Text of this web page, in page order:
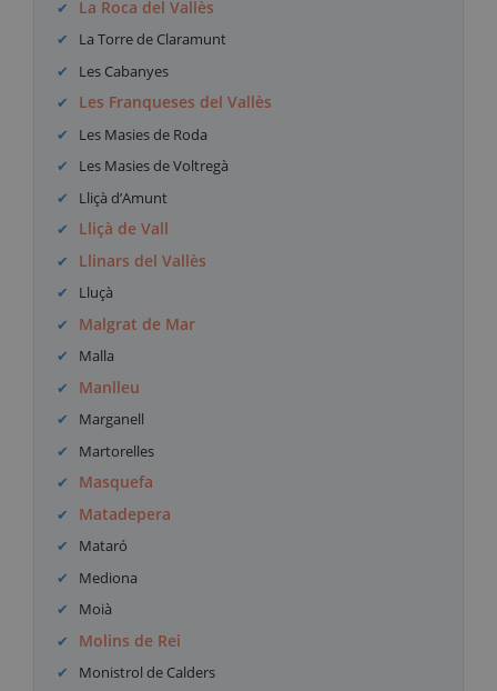
La Roca del Vallès
La Torre de Claramunt
Les Cabanyes
Les Franqueses del Vallès
Les Masies de Roda
Les Masies de Voltregà
Lliçà d’Amunt
Lliçà de Vall
Llinars del Vallès
Lluçà
Malgrat de Mar
Malla
Manlleu
Marganell
Martorelles
Masquefa
Matadepera
Mataró
Mediona
Moià
Molins de Rei
Monistrol de Calders